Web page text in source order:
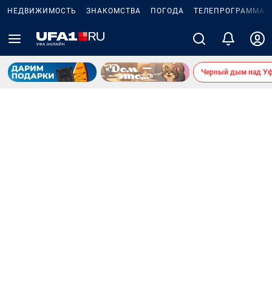
НЕДВИЖИМОСТЬ ЗНАКОМСТВА ПОГОДА ТЕЛЕПРОГРАММА
Черный дым над